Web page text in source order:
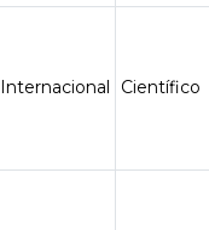
Internacional Científico